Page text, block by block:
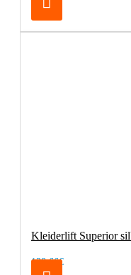
Kleiderlift Superior
138,66€